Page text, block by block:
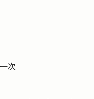
次